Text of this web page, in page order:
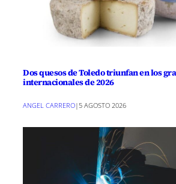
Dos quesos de Toledo triunfan en los
internacionales de 2026
ANGEL CARRERO| 5 AGOSTO 2026